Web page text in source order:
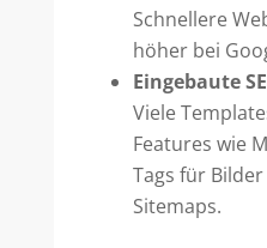
Schnellere
höher bei
Eingebaute
Viele
Features wie
Tags für
Sitemaps.